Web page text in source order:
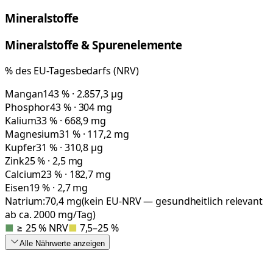
Mineralstoffe
Mineralstoffe & Spurenelemente
% des EU-Tagesbedarfs (NRV)
Mangan143 % · 2.857,3 µg
Phosphor43 % · 304 mg
Kalium33 % · 668,9 mg
Magnesium31 % · 117,2 mg
Kupfer31 % · 310,8 µg
Zink25 % · 2,5 mg
Calcium23 % · 182,7 mg
Eisen19 % · 2,7 mg
Natrium:70,4mg(kein EU-NRV — gesundheitlich relevant
ab ca. 2000 mg/Tag)
■ ≥ 25 % NRV■ 7,5–25 %
Alle Nährwerte anzeigen